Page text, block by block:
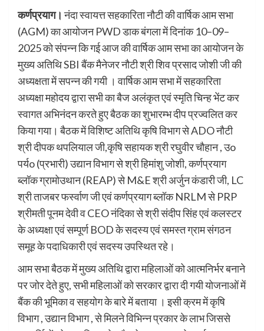
कर्णप्रयाग।नंदा स्वायत्त सहकारिता नौटी की वार्षिक आम सभा
(AGM) का आयोजन PWD डाक बंगला में दिनांक 10–09–
2025 को संपन्न कि गई आज की वार्षिक आम सभा का आयोजन के
मुख्य अतिथि SBI बैंक मैनेजर नौटी श्री शिव प्रसाद जोशी जी की
अध्यक्षता में सपन्न की गयी । वार्षिक आम सभा में सहकारिता
अध्यक्षा महोदय द्वारा सभी का बैज अलंकृत एवं स्मृति चिन्ह भेंट कर
स्वागत अभिनंदन करते हुए बैठक का शुभारम्भ दीप प्रज्वलित कर
किया गया। बैठक में विशिष्ट अतिथि कृषि विभाग से ADO नौटी
श्री दीपक थपलियाल जी,कृषि सहायक श्री रघुवीर चौहान , उo
पर्यo (प्रभारी) उद्यान विभाग से श्री हिमांशु जोशी, कर्णप्रयाग
ब्लॉक ग्रामोउथान (REAP) से M&E श्री अर्जुन कंडारी जी, LC
श्री ताजबर फर्स्वाण जी एवं कर्णप्रयाग ब्लॉक NRLM से PRP
श्रीमती पूनम देवी व CEO नंदिका से श्री संदीप सिंह एवं कलस्टर
के अध्यक्षा एवं सम्पूर्ण BOD के सदस्य एवं समस्त ग्राम संगठन
समूह के पदाधिकारी एवं सदस्य उपस्थित रहे।
आम सभा बैठक में मुख्य अतिथि द्वारा महिलाओं को आत्मनिर्भर बनाने
पर जोर देते हुए, सभी महिलाओं को सरकार द्वारा दी गयी योजनाओं में
बैंक की भूमिका व सहयोग के बारे में बताया । इसी क्रम में कृषि
विभाग , उद्यान विभाग , से मिलने विभिन्न प्रकार के लाभ जिससे